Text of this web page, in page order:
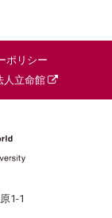
ポリシー
人立命館
1-1